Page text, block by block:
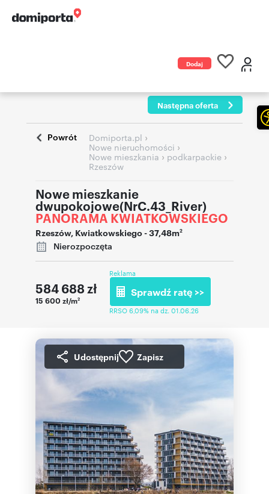
Dodaj
Następna oferta
Powrót Domiporta.pl ›
Nowe nieruchomości ›
Nowe mieszkania › podkarpackie ›
Rzeszów
Nowe mieszkanie
dwupokojowe(NrC.43_River)
PANORAMA KWIATKOWSKIEGO
Rzeszów, Kwiatkowskiego- 37,48m2
Nierozpoczęta
584 688 zł
15 600 zł/m2
Reklama
Sprawdź ratę >>
RRSO 6,09% na dz. 01.06.26
Udostępnij Zapisz